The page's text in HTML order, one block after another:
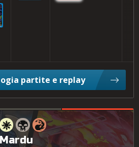
partite e replay
Mardu